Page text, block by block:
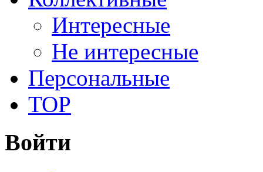
Интересные
Не интересные
Персональные
TOP
Войти